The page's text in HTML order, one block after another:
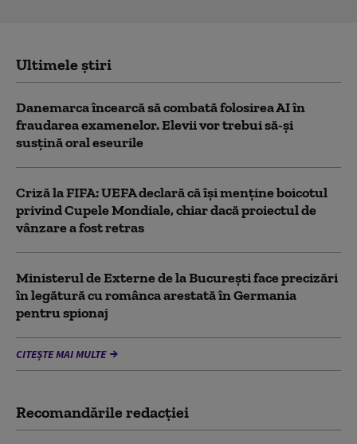
Ultimele știri
Danemarca încearcă să combată folosirea AI în
fraudarea examenelor. Elevii vor trebui să-şi
susţină oral eseurile
Criză la FIFA: UEFA declară că îşi menţine boicotul
privind Cupele Mondiale, chiar dacă proiectul de
vânzare a fost retras
Ministerul de Externe de la București face precizări
în legătură cu românca arestată în Germania
pentru spionaj
CITEȘTE MAI MULTE
Recomandările redacţiei